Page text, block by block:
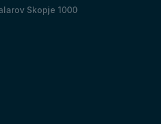
Skopje 1000